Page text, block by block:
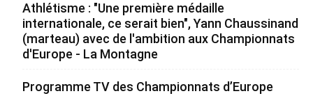
Athlétisme : "Une première médaille
internationale, ce serait bien", Yann Chaussinand
(marteau) avec de l'ambition aux Championnats
d'Europe - La Montagne
Programme TV des Championnats d’Europe